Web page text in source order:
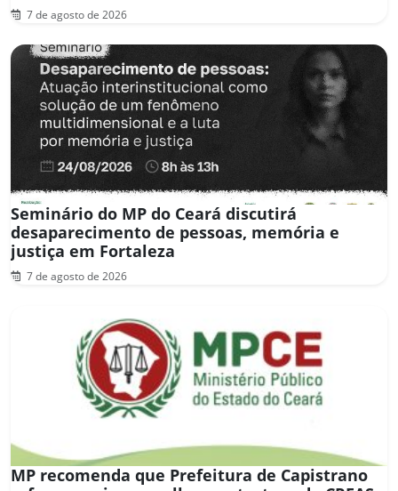
7 de agosto de 2026
Seminário do MP do Ceará discutirá
desaparecimento de pessoas, memória e
justiça em Fortaleza
7 de agosto de 2026
MP recomenda que Prefeitura de Capistrano